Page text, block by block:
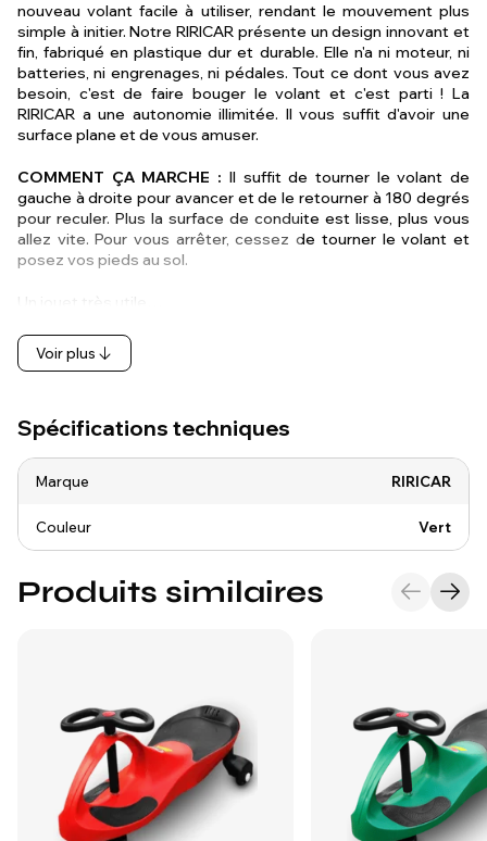
nouveau volant facile à utiliser, rendant le mouvement plus
simple à initier. Notre RIRICAR présente un design innovant et
fin, fabriqué en plastique dur et durable. Elle n'a ni moteur, ni
batteries, ni engrenages, ni pédales. Tout ce dont vous avez
besoin, c'est de faire bouger le volant et c'est parti ! La
RIRICAR a une autonomie illimitée. Il vous suffit d'avoir une
surface plane et de vous amuser.
COMMENT ÇA MARCHE : Il suffit de tourner le volant de
gauche à droite pour avancer et de le retourner à 180 degrés
pour reculer. Plus la surface de conduite est lisse, plus vous
allez vite. Pour vous arrêter, cessez de tourner le volant et
posez vos pieds au sol.
Un jouet très utile…
Voir plus
Spécifications techniques
Marque RIRICAR
Couleur Vert
Produits similaires